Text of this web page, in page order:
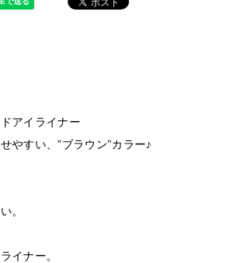
アイライナー
やすい、”ブラウン”カラー♪
。
イナー。